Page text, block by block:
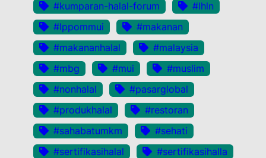
#kumparan-halal-forum
#lhln
#lppommui
#makanan
#makananhalal
#malaysia
#mbg
#mui
#muslim
#nonhalal
#pasarglobal
#produkhalal
#restoran
#sahabatumkm
#sehati
#sertifikasihalal
#sertifikasihalla